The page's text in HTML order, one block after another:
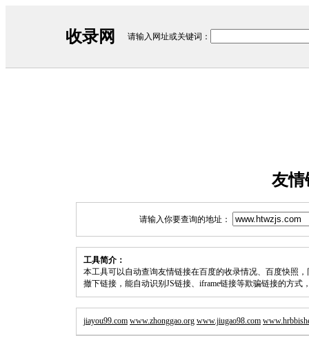
收录网 请输入网址或关键词：
友情
请输入你要查询的地址：
工具简介：
本工具可以自动查询友情链接在百度的收录情况、百度快照
撤下链接，能自动识别JS链接、iframe链接等欺骗链接的方式
jiayou99.com www.zhonggao.org www.jiugao98.com